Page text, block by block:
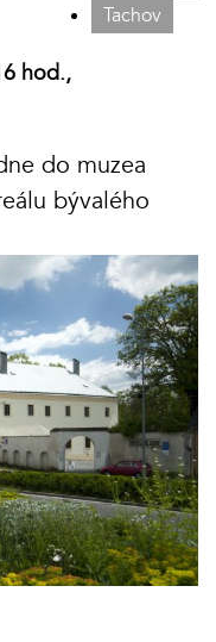
Tachov
hod.,
do muzea
bývalého